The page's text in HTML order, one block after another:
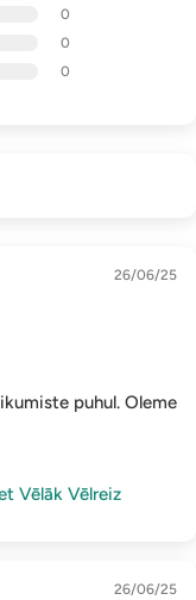
0
0
0
26/06/25
puhul. Oleme
Vēlāk Vēlreiz
26/06/25